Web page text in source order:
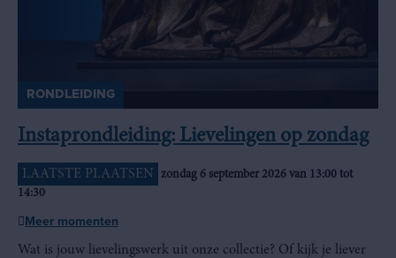
RONDLEIDING
Instaprondleiding: Lievelingen op zondag
LAATSTE PLAATSEN
zondag 6 september 2026 van 13:00 tot
14:30
Meer momenten
Wat is jouw lievelingswerk uit onze collectie? Of kijk je liever